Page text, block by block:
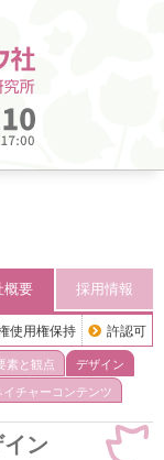
概要 採用情報
使用権保持 許認可
素と観点 デザイン
イチャー コンテンツ
ン